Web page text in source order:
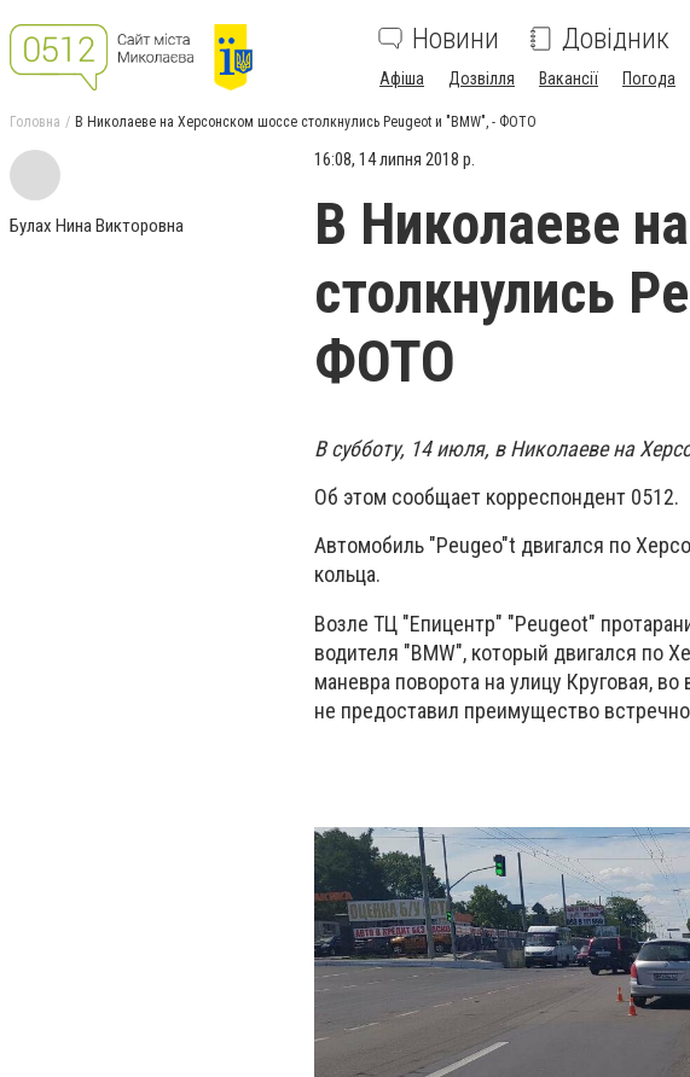
Новини Довідник
Афіша Дозвілля Вакансії Погода
Головна В Николаеве на Херсонском шоссе столкнулись Peugeot и "BMW", - ФОТО
Булах Нина Викторовна
16:08, 14 липня 2018 р.
В Николаеве
столкнулись
ФОТО
В субботу, 14 июля, в Николаеве на
Об этом сообщает корреспондент 0512.
Автомобиль "Peugeo"t двигался по
кольца.
Возле ТЦ "Епицентр" "Peugeot"
водителя "BMW", который двигался по
маневра поворота на улицу Круговая,
не предоставил преимущество